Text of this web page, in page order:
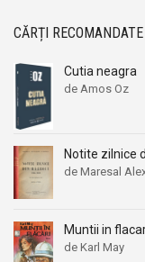
CĂRȚI RECOMANDATE
Cutia neagra
de Amos Oz
Notite zilnice
de Maresal
Muntii in
de Karl May